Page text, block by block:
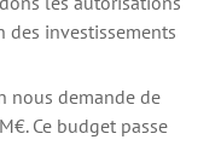
des investissements
nous demande de
Ce budget passe